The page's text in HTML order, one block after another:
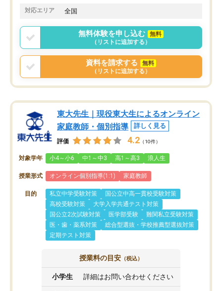
対応エリア 全国
無料体験を申し込む
無料
（リストに追加する）
資料を請求する
無料
（リストに追加する）
東大先生｜現役東大生によるオンライン
家庭教師・個別指導
詳しく見る
評価 4.2 （10件）
対象学年 小4～小6 中1～中3 高1～高3 浪人生
授業形式 オンライン個別指導(1:1) 家庭教師
目的 私立中学受験対策
国公立中高一貫校受験対策
高校受験対策
大学入学共通テスト対策
国公立2次試験対策
医学部受験
難関私立受験対策
医・歯・薬系対策
総合型選抜・学校推薦型選抜対策
定期テスト対策
授業料の目安 （税込）
小学生 詳細はお問い合わせください